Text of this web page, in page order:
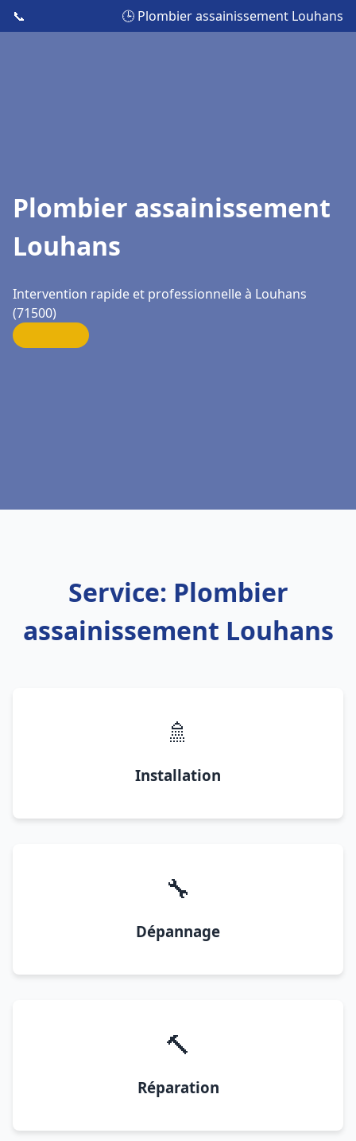
📞 🕒 Plombier assainissement Louhans
Plombier assainissement
Louhans
Intervention rapide et professionnelle à Louhans
(71500)
Service: Plombier
assainissement Louhans
🚿
Installation
🔧
Dépannage
🔨
Réparation